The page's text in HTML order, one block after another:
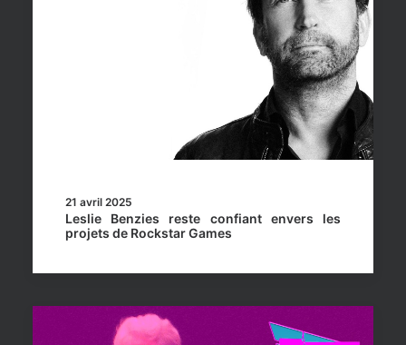
21 avril 2025
Leslie Benzies reste confiant envers les
projets de Rockstar Games